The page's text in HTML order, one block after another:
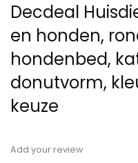
Decdeal
en honden,
hondenbed,
donutvorm,
keuze
Add your review